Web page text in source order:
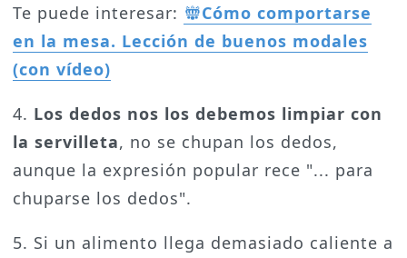
Te puede interesar:
Cómo comportarse
en la mesa. Lección de buenos modales
(con vídeo)
4. Los dedos nos los debemos limpiar con
la servilleta, no se chupan los dedos,
aunque la expresión popular rece "... para
chuparse los dedos".
5. Si un alimento llega demasiado caliente a